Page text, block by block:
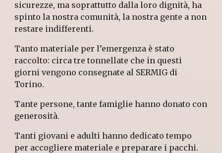
sicurezze, ma soprattutto dalla loro dignità, ha
spinto la nostra comunità, la nostra gente a non
restare indifferenti.
Tanto materiale per l’emergenza è stato
raccolto: circa tre tonnellate che in questi
giorni vengono consegnate al SERMIG di
Torino.
Tante persone, tante famiglie hanno donato con
generosità.
Tanti giovani e adulti hanno dedicato tempo
per accogliere materiale e preparare i pacchi.